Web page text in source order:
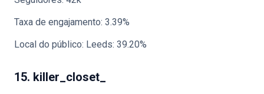
Taxa de engajamento: 3.39%
Local do público: Leeds: 39.20%
15. killer_closet_